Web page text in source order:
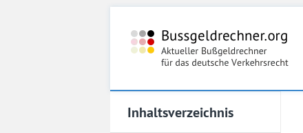
Inhaltsverzeichnis